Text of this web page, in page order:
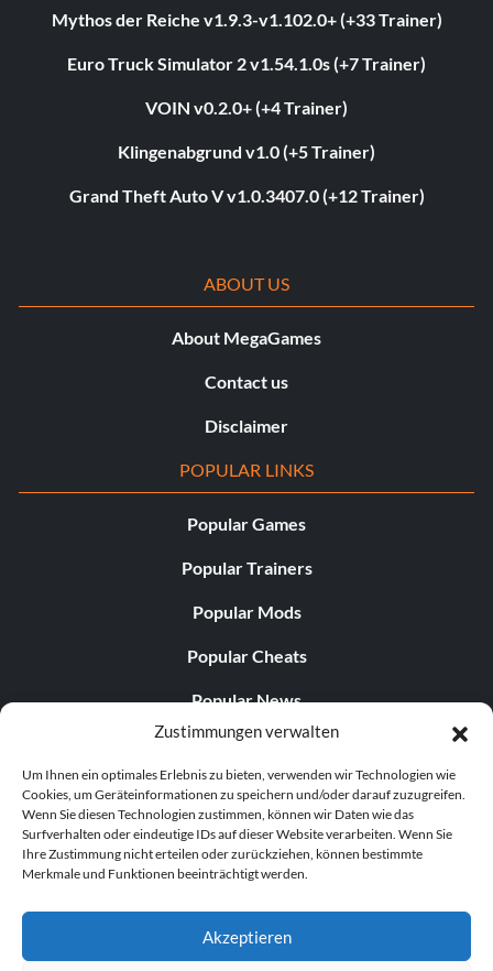
Zustimmungen verwalten
Um Ihnen ein optimales Erlebnis zu bieten, verwenden wir Technologien wie
Cookies, um Geräteinformationen zu speichern und/oder darauf zuzugreifen.
Wenn Sie diesen Technologien zustimmen, können wir Daten wie das
Surfverhalten oder eindeutige IDs auf dieser Website verarbeiten. Wenn Sie
Ihre Zustimmung nicht erteilen oder zurückziehen, können bestimmte
Merkmale und Funktionen beeinträchtigt werden.
Akzeptieren
Mythos der Reiche v1.9.3-v1.102.0+ (+33 Trainer)
Euro Truck Simulator 2 v1.54.1.0s (+7 Trainer)
VOIN v0.2.0+ (+4 Trainer)
Klingenabgrund v1.0 (+5 Trainer)
Grand Theft Auto V v1.0.3407.0 (+12 Trainer)
ABOUT US
About MegaGames
Contact us
Disclaimer
POPULAR LINKS
Popular Games
Popular Trainers
Popular Mods
Popular Cheats
Popular News
Popular Editorials
Popular Free Games
LATEST UPDATES